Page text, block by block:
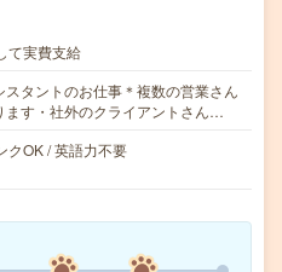
て実費支給
タントのお仕事＊複数の営業さん
ます・社外のクライアントさん…
クOK / 英語力不要